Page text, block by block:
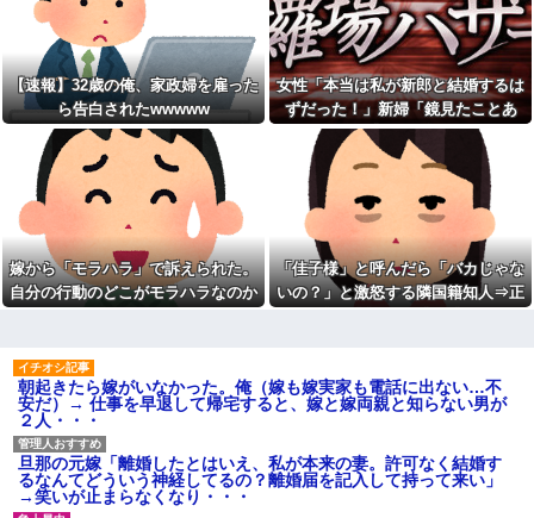
私「私と結婚して幸せ？」旦
那「お前もそう思うだろ？」→
その返事が忘れられず、後日ま
さかの展開に…
私「映画代、5000円出すね」
彼「はい、お釣り」→受け取っ
た金額を見て、デート中の違和
感に気づいてしまい…
憲法9条の内容をめぐって同級
生と大揉め。誰かが意義を申し
立てると「憲法に逆らうなやハ
ンザイ者www」とかほざき...
【しまった…】 コトメに追い
出されたトメと二世帯住宅を建
て、「２F(夫婦のエリア)には絶
対に上がらない」という約束を
したが、早速破って2Fに上が...
いた外国人風の女がこちらに荷
物をばらまきやがった。俺（う
っぜぇ。引き落としキャンセル...
チー牛「デブの事豚丼って呼
ぼうぜ！」←これが流行らなか
った理由
【悲報】「美人すぎる県警本
部長」失職ｗｗｗｗｗｗｗｗｗ
ープンしたカフェ、サンドイッ
チ1つ3000円
wwwwwwwwwwwwwwwwww
wwwwwwww他
宅配のにーちゃんが米を配達
してくれたら、さっきから外で
話し声が…？「おすそ分けなら
五キロで良いんだけどなぁ」私
(一体誰だよ?!)→夜、友人と飲ん
でいたらピンポーン→結果
なんなのよ！！！すごいわ掃
除！！！！
【ネット史】「鏡の中のアク
トレス事件」夫は正しかったの
に、なぜ喧嘩は終わらなかった
のか
【胸糞】「食に執着がない」
られていいよなぁ。俺なんか忙
しくて寝る暇ねーもん。どうせ
【驚愕】養育費を払い続けた
結果…元妻の裏切りが判
明！！！その理由がこれｗｗｗ
【速報】32歳の俺、家政婦を雇った
ら告白されたwwwww
女性「本当は私が新郎と結婚するは
ずだった！」新婦「鏡見たことあ
る？」→披露宴が一瞬で騒然となっ
て…
嫁から「モラハラ」で訴えられた。
自分の行動のどこがモラハラなのか
「佳子様」と呼んだら「バカじゃな
いの？」と激怒する隣国籍知人⇒正
朝起きたら嫁がいなかった。俺（嫁も嫁実家も電話に出ない…不
安だ）→ 仕事を早退して帰宅すると、嫁と嫁両親と知らない男が
２人・・・
旦那の元嫁「離婚したとはいえ、私が本来の妻。許可なく結婚す
るなんてどういう神経してるの？離婚届を記入して持って来い」
→笑いが止まらなくなり・・・